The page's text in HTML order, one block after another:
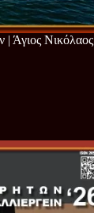
| Άγιος Νικόλαος